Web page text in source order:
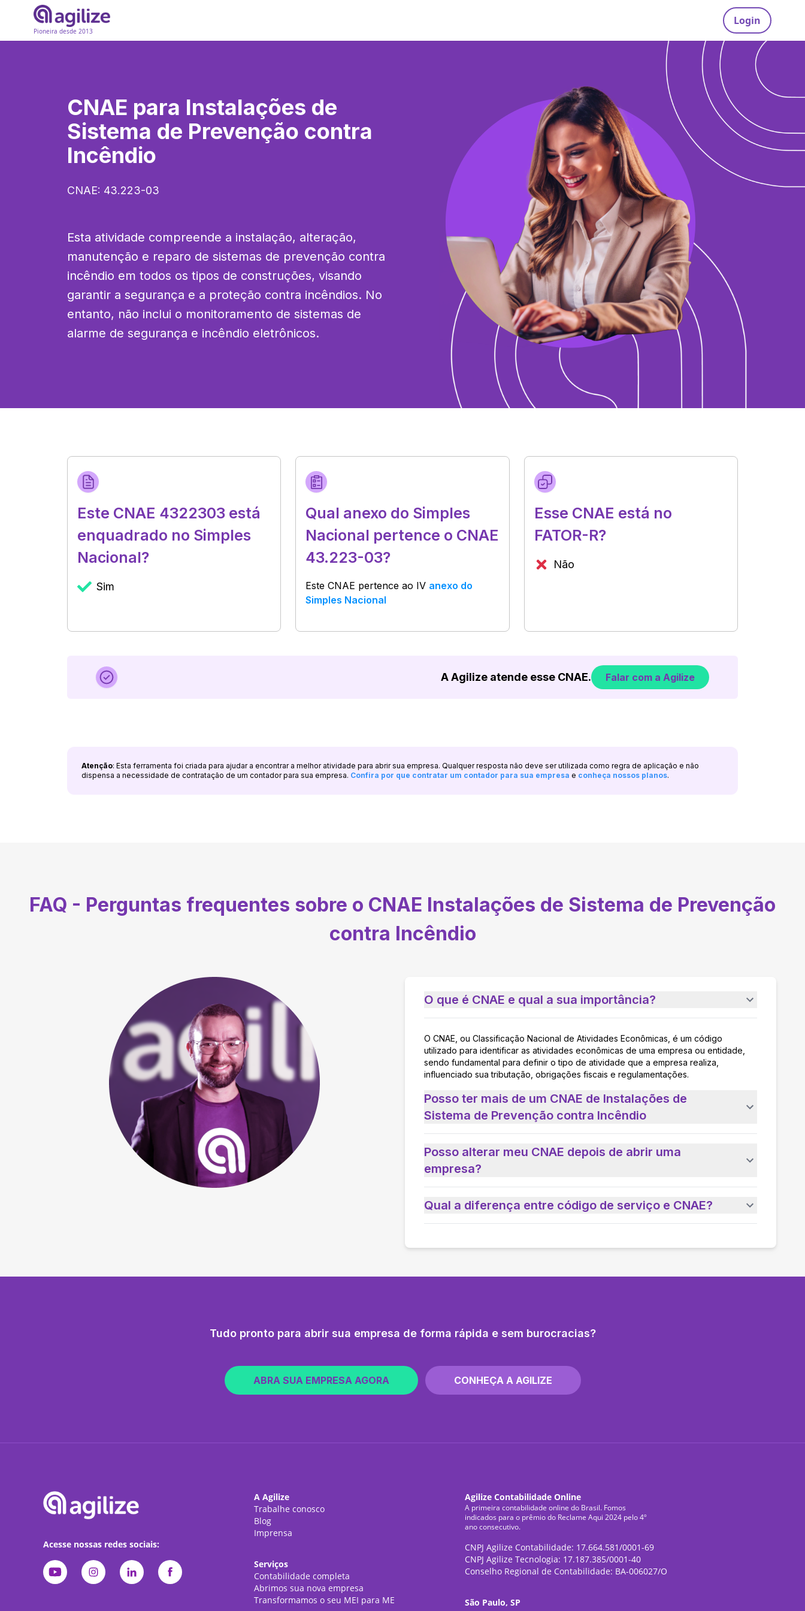
Pioneira desde 2013
Login
CNAE para Instalações de
Sistema de Prevenção contra
Incêndio
CNAE: 43.223-03
Esta atividade compreende a instalação, alteração,
manutenção e reparo de sistemas de prevenção contra
incêndio em todos os tipos de construções, visando
garantir a segurança e a proteção contra incêndios. No
entanto, não inclui o monitoramento de sistemas de
alarme de segurança e incêndio eletrônicos.
Este CNAE 4322303 está
enquadrado no Simples
Nacional?
Sim
Qual anexo do Simples
Nacional pertence o CNAE
43.223-03?
Este CNAE pertence ao IV anexo do
Simples Nacional
Esse CNAE está no
FATOR-R?
Não
A Agilize atende esse CNAE. Falar com a Agilize
Atenção: Esta ferramenta foi criada para ajudar a encontrar a melhor atividade para abrir sua empresa. Qualquer resposta não deve ser utilizada como regra de aplicação e não
dispensa a necessidade de contratação de um contador para sua empresa. Confira por que contratar um contador para sua empresa e conheça nossos planos.
FAQ - Perguntas frequentes sobre o CNAE Instalações de Sistema de Prevenção
contra Incêndio
O que é CNAE e qual a sua importância?
O CNAE, ou Classificação Nacional de Atividades Econômicas, é um código
utilizado para identificar as atividades econômicas de uma empresa ou entidade,
sendo fundamental para definir o tipo de atividade que a empresa realiza,
influenciado sua tributação, obrigações fiscais e regulamentações.
Posso ter mais de um CNAE de Instalações de
Sistema de Prevenção contra Incêndio
Posso alterar meu CNAE depois de abrir uma
empresa?
Qual a diferença entre código de serviço e CNAE?
Tudo pronto para abrir sua empresa de forma rápida e sem burocracias?
ABRA SUA EMPRESA AGORA CONHEÇA A AGILIZE
Acesse nossas redes sociais:
A Agilize
Trabalhe conosco
Blog
Imprensa
Serviços
Contabilidade completa
Abrimos sua nova empresa
Transformamos o seu MEI para ME
Agilize Contabilidade Online
A primeira contabilidade online do Brasil. Fomos
indicados para o prêmio do Reclame Aqui 2024 pelo 4º
ano consecutivo.
CNPJ Agilize Contabilidade: 17.664.581/0001-69
CNPJ Agilize Tecnologia: 17.187.385/0001-40
Conselho Regional de Contabilidade: BA-006027/O
São Paulo, SP